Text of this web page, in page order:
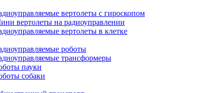
вертолеты с гироскопом
вертолеты на радиоуправлении
вертолеты в клетке
роботы
трансформеры
пауки
собаки